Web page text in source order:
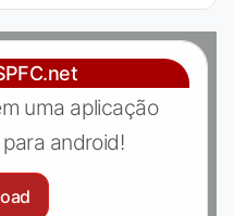
uma aplicação
android!